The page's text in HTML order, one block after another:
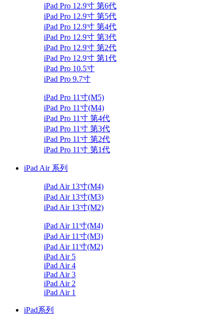
iPad Pro 12.9寸 第6代
iPad Pro 12.9寸 第5代
iPad Pro 12.9寸 第4代
iPad Pro 12.9寸 第3代
iPad Pro 12.9寸 第2代
iPad Pro 12.9寸 第1代
iPad Pro 10.5寸
iPad Pro 9.7寸
iPad Pro 11寸(M5)
iPad Pro 11寸(M4)
iPad Pro 11寸 第4代
iPad Pro 11寸 第3代
iPad Pro 11寸 第2代
iPad Pro 11寸 第1代
iPad Air 系列
iPad Air 13寸(M4)
iPad Air 13寸(M3)
iPad Air 13寸(M2)
iPad Air 11寸(M4)
iPad Air 11寸(M3)
iPad Air 11寸(M2)
iPad Air 5
iPad Air 4
iPad Air 3
iPad Air 2
iPad Air 1
iPad系列